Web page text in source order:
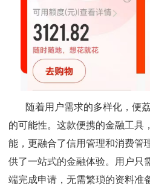
随着用户需求的多样化，便
的可能性。这款便携的金融工具
能，更融合了信用管理和消费管
供了一站式的金融体验。用户只
端完成申请，无需繁琐的资料准